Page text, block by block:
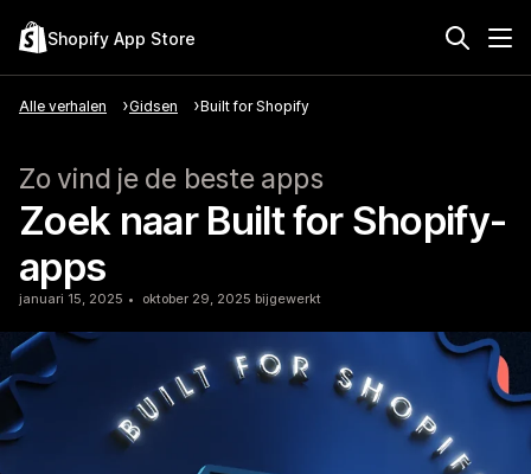
Shopify App Store
Alle verhalen Gidsen Built for Shopify
Zo vind je de beste apps
Zoek naar Built for Shopify-
apps
januari 15, 2025 oktober 29, 2025 bijgewerkt